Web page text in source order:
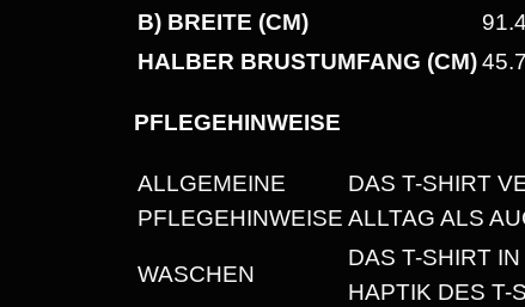
B) BREITE (CM)
91.4
HALBER BRUSTUMFANG (CM)45.7
PFLEGEHINWEISE
ALLGEMEINE
PFLEGEHINWEISE
DAS T-SHIRT
ALLTAG ALS
WASCHEN
DAS T-SHIRT
HAPTIK DES T-